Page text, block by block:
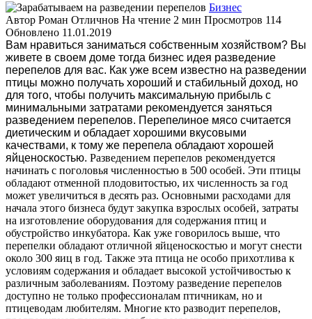
Бизнес
Автор Роман Отличнов На чтение 2 мин Просмотров 114
Обновлено 11.01.2019
Вам нравиться заниматься собственным хозяйством? Вы
живете в своем доме тогда бизнес идея разведение
перепелов для вас. Как уже всем известно на разведении
птицы можно получать хороший и стабильный доход, но
для того, чтобы получить максимальную прибыль с
минимальными затратами рекомендуется заняться
разведением перепелов. Перепелиное мясо считается
диетическим и обладает хорошими вкусовыми
качествами, к тому же перепела обладают хорошей
яйценоскостью. Разведением перепелов рекомендуется
начинать с поголовья численностью в 500 особей. Эти птицы
обладают отменной плодовитостью, их численность за год
может увеличиться в десять раз. Основными расходами для
начала этого бизнеса будут закупка взрослых особей, затраты
на изготовление оборудования для содержания птиц и
обустройство инкубатора. Как уже говорилось выше, что
перепелки обладают отличной яйценоскостью и могут снести
около 300 яиц в год. Также эта птица не особо прихотлива к
условиям содержания и обладает высокой устойчивостью к
различным заболеваниям. Поэтому разведение перепелов
доступно не только профессионалам птичникам, но и
птицеводам любителям. Многие кто разводит перепелов,